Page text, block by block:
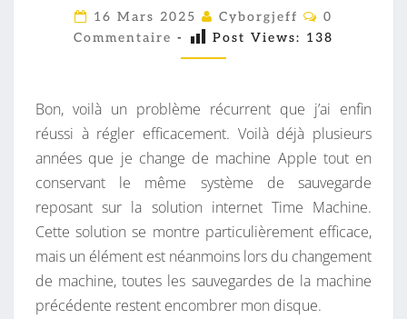
R
E
D
M
É
N
A
G
E
D
A
N
16 Mars 2025 Cyborgjeff
C
M
T
A
I
R
E
0
Commentaire - Post Views: 138
Bon, voilà un problème récurrent que j’ai enfin
réussi à régler efficacement. Voilà déjà plusieurs
années que je change de machine Apple tout en
conservant le même système de sauvegarde
reposant sur la solution internet Time Machine.
Cette solution se montre particulièrement efficace,
mais un élément est néanmoins lors du changement
de machine, toutes les sauvegardes de la machine
précédente restent encombrer mon disque.